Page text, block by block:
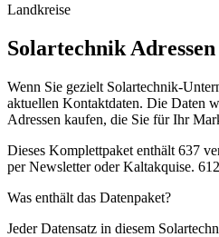
Landkreise
Solartechnik
Wenn Sie gezielt Solartechnik-
aktuellen Kontaktdaten. Die Daten
Adressen kaufen, die Sie für Ihr
Dieses Komplettpaket enthält 637
per Newsletter oder Kaltakquise.
Was enthält das Datenpaket?
Jeder Datensatz in diesem